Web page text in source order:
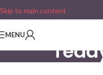
Skip to main content
MENU